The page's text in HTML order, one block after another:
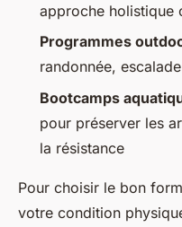
approche holistique
Programmes
randonnée,
Bootcamps
pour préserver les
la résistance
Pour choisir le bon
votre condition